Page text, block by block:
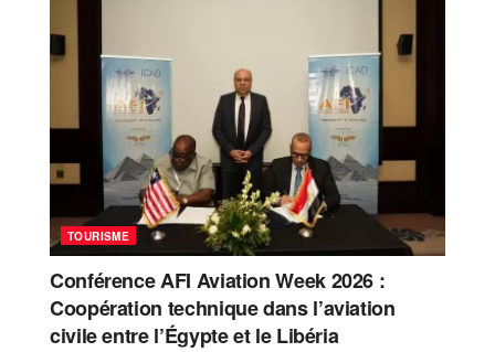
TOURISME
Conférence AFI Aviation Week 2026 :
Coopération technique dans l’aviation
civile entre l’Égypte et le Libéria